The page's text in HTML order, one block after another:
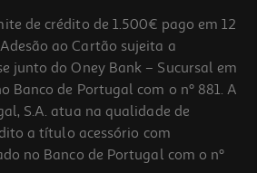
de crédito de 1.500€ pago em 12
ao Cartão sujeita a
junto do Oney Bank – Sucursal em
Banco de Portugal com o nº 881. A
S.A. atua na qualidade de
a título acessório com
no Banco de Portugal com o nº